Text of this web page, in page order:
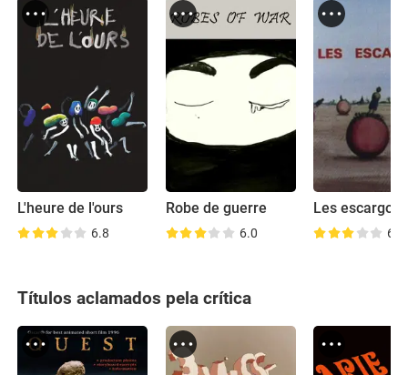
L'heure de l'ours
6.8
Robe de guerre
6.0
Les escargots
6.9
Títulos aclamados pela crítica